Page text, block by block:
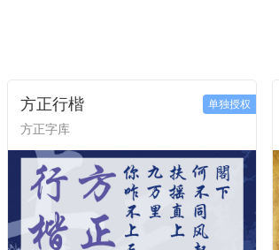
方正行楷
方正字库
单独授权